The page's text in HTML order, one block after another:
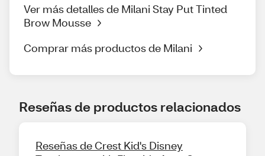
Ver más detalles de Milani Stay Put Tinted
Brow Mousse
Comprar más productos de Milani
Reseñas de productos relacionados
Reseñas de Crest Kid's Disney